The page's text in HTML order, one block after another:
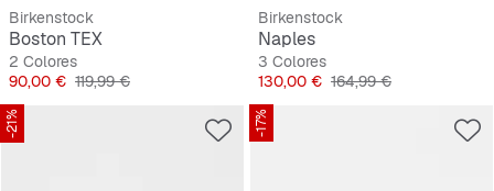
Birkenstock
Boston TEX
2 Colores
Precio
90,00 € Precio original
119,99 €
Birkenstock
Naples
3 Colores
Precio
130,00 € Precio original
164,99 €
-21% -17%